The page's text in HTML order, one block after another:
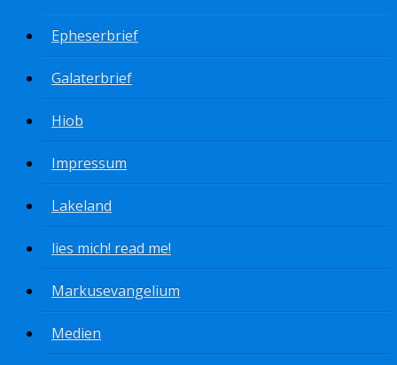
Epheserbrief
Galaterbrief
Hiob
Impressum
Lakeland
lies mich! read me!
Markusevangelium
Medien